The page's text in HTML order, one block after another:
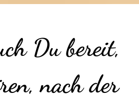
Du bereit,
nach der